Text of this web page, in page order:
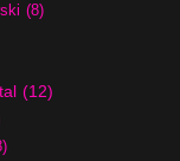
(8)
(12)